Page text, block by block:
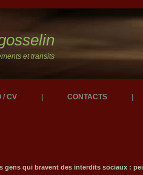
et transits
/ CV CONTACTS
gens qui bravent des interdits sociaux :